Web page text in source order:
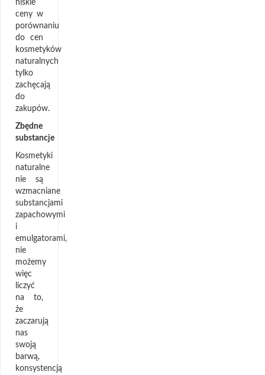
niskie
ceny w
porównaniu
do cen
kosmetyków
naturalnych
tylko
zachęcają
do
zakupów.
Zbędne
substancje
Kosmetyki
naturalne
nie są
wzmacniane
substancjami
zapachowymi
i
emulgatorami,
nie
możemy
więc
liczyć
na to,
że
zaczarują
nas
swoją
barwą,
konsystencją